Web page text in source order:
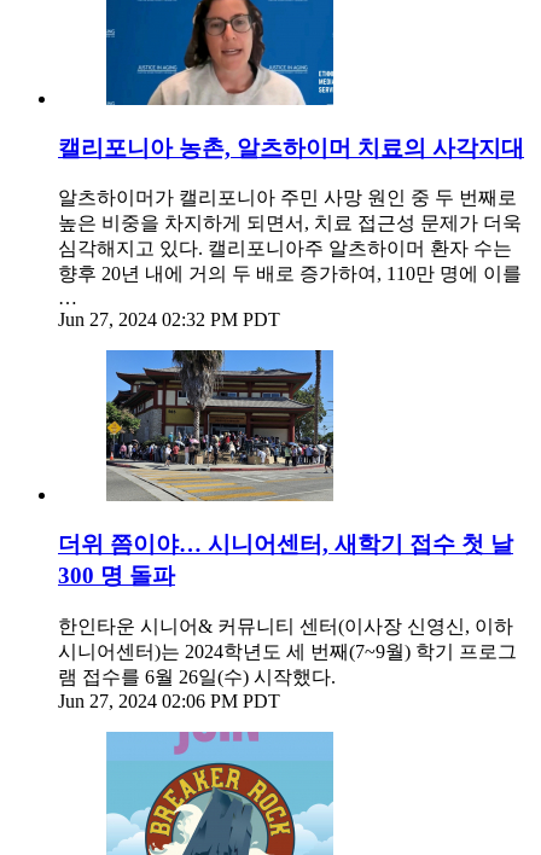
캘리포니아 농촌, 알츠하이머 치료의 사각지대
알츠하이머가 캘리포니아 주민 사망 원인 중 두 번째로
높은 비중을 차지하게 되면서, 치료 접근성 문제가 더욱
심각해지고 있다. 캘리포니아주 알츠하이머 환자 수는
향후 20년 내에 거의 두 배로 증가하여, 110만 명에 이를
…
Jun 27, 2024 02:32 PM PDT
더위 쯤이야… 시니어센터, 새학기 접수 첫 날
300 명 돌파
한인타운 시니어& 커뮤니티 센터(이사장 신영신, 이하
시니어센터)는 2024학년도 세 번째(7~9월) 학기 프로그
램 접수를 6월 26일(수) 시작했다.
Jun 27, 2024 02:06 PM PDT